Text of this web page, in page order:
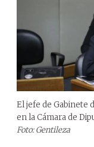
El jefe de Gabinete
en la Cámara de
Foto: Gentileza